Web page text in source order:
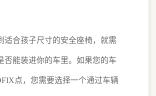
适合孩子尺寸的安全座椅，就需
否能装进你的车里。如果您的车
点，您需要选择一个通过车辆